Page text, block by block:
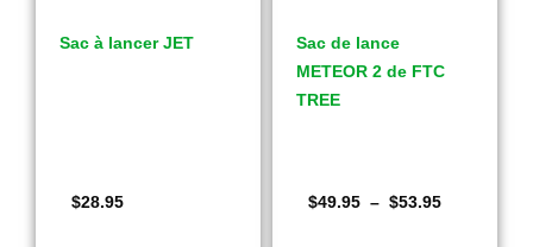
Sac à lancer JET
$28.95
Sac de lance
METEOR 2 de FTC
TREE
$49.95 – $53.95